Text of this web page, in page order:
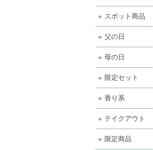
スポット商品
父の日
母の日
限定セット
香り系
テイクアウト
限定商品